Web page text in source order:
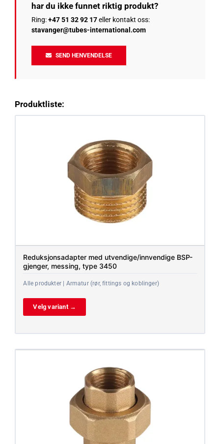
har du ikke funnet riktig produkt?
Ring:+47 51 32 92 17eller kontakt oss:
stavanger@tubes-international.com
SEND HENVENDELSE
Produktliste:
Reduksjonsadapter med utvendige/innvendige BSP-
gjenger, messing, type 3450
Alle produkter | Armatur (rør, fittings og koblinger)
Velg variant →